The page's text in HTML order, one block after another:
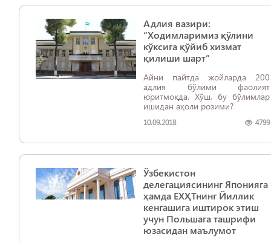
Адлия вазири:
“Ходимларимиз қўлини
кўксига қўйиб хизмат
қилиши шарт”
Айни пайтда жойларда 200
адлия бўлими фаолият
юритмоқда. Хўш, бу бўлимлар
ишидан аҳоли розими?
10.09.2018 4799
Ўзбекистон
делегациясининг Японияга
ҳамда ЕХҲТнинг Йиллик
кенгашига иштирок этиш
учун Польшага ташрифи
юзасидан маълумот